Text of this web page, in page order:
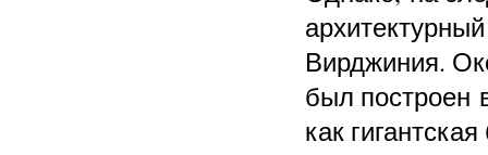
Вирджиния.
был построен
как